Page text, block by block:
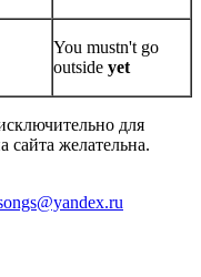
You mustn't go
outside yet
для
сайта желательна.